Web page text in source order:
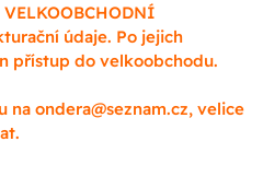
údaje. Po jejich
přístup do velkoobchodu.
ondera@seznam.cz, velice